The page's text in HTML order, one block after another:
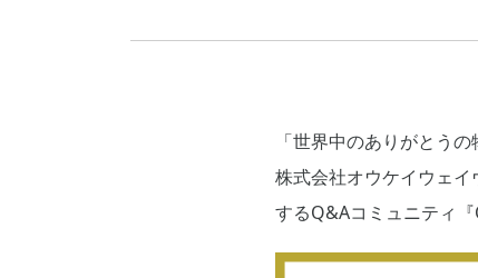
「世界中のありがとう
株式会社オウケイウェ
するQ&Aコミュニティ『